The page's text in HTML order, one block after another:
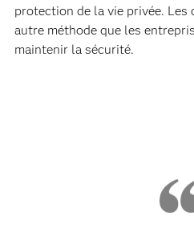
protection de la vie privée.
autre méthode que les
maintenir la sécurité.